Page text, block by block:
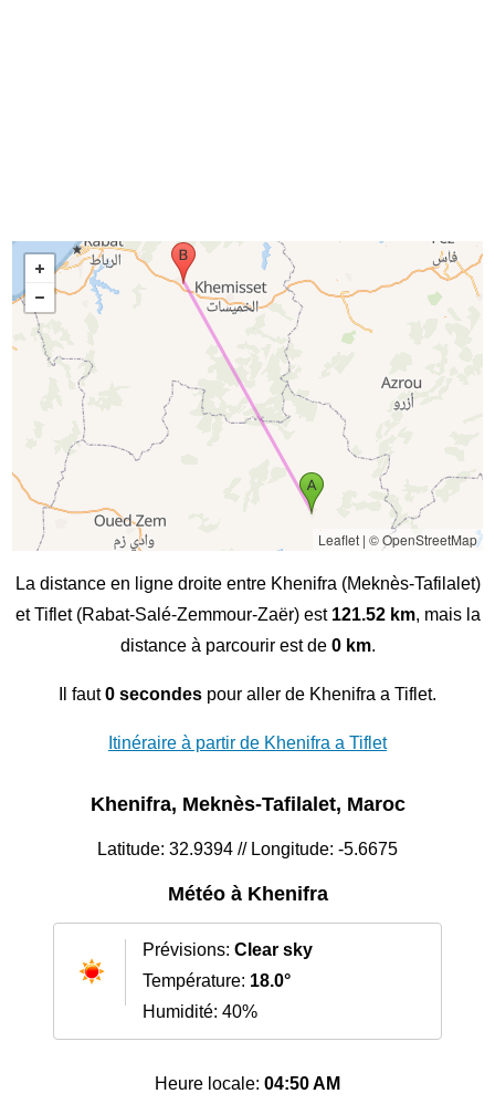
Leaflet| © OpenStreetMap
La distance en ligne droite entre Khenifra (Meknès-Tafilalet)
et Tiflet (Rabat-Salé-Zemmour-Zaër) est 121.52 km, mais la
distance à parcourir est de 0 km.
Il faut0 secondes pour aller de Khenifra a Tiflet.
Itinéraire à partir de Khenifra a Tiflet
Khenifra, Meknès-Tafilalet, Maroc
Latitude: 32.9394 // Longitude: -5.6675
Météo à Khenifra
Prévisions: Clear sky
Température: 18.0°
Humidité: 40%
Heure locale: 04:50 AM